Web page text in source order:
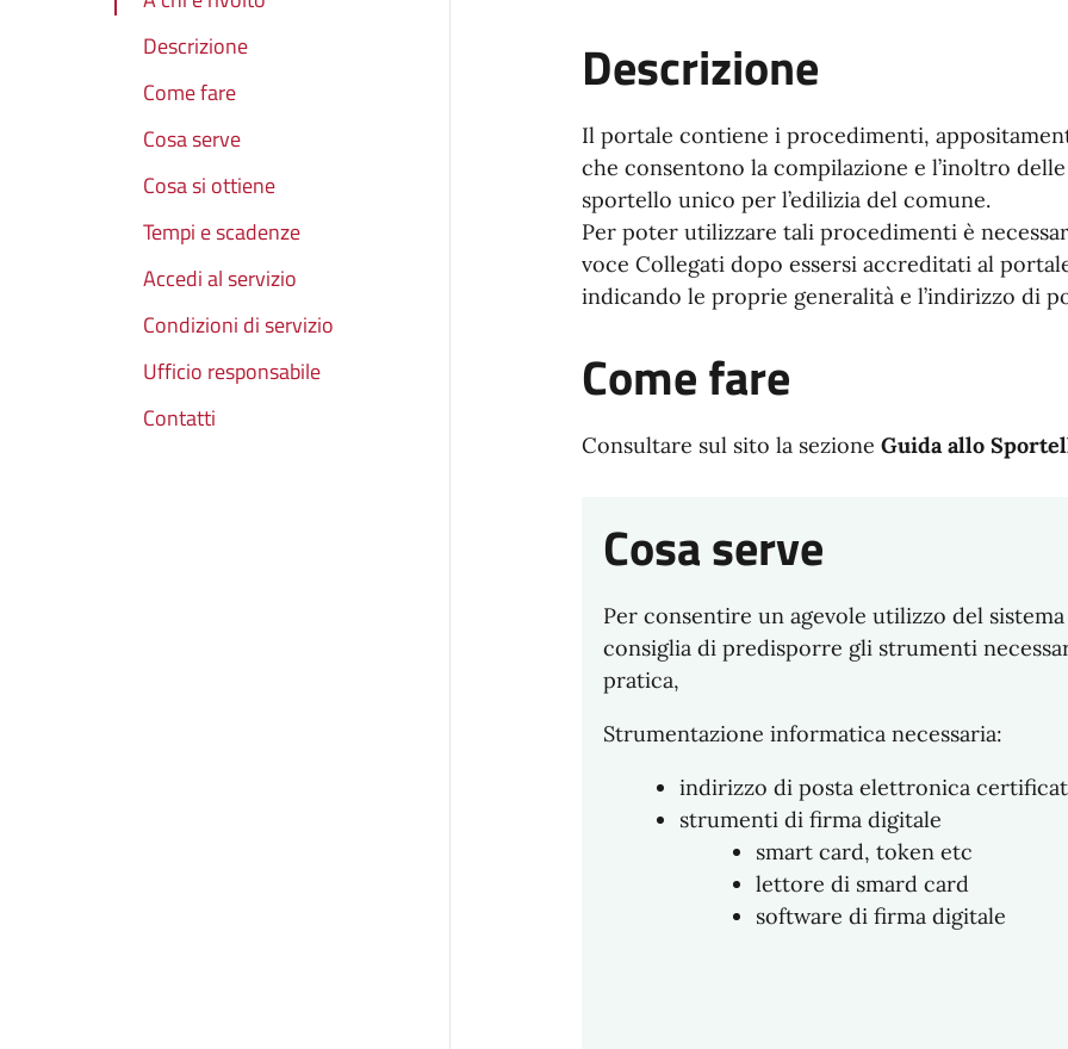
Descrizione
Come fare
Cosa serve
Cosa si ottiene
Tempi e scadenze
Accedi al servizio
Condizioni di servizio
Ufficio responsabile
Contatti
Descrizione
Il portale contiene i procedimenti,
che consentono la compilazione e l’inoltro
sportello unico per l’edilizia del comune.
Per poter utilizzare tali procedimenti è
voce Collegati dopo essersi accreditati al
indicando le proprie generalità e l’indirizzo di
Come fare
Consultare sul sito la sezione Guida allo
Cosa serve
Per consentire un agevole utilizzo del
consiglia di predisporre gli strumenti
pratica,
Strumentazione informatica necessaria:
indirizzo di posta elettronica
strumenti di firma digitale
smart card, token etc
lettore di smard card
software di firma digitale